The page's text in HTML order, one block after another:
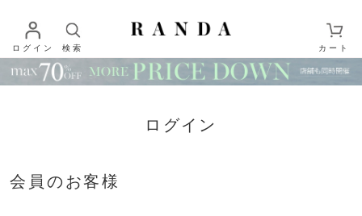
ログイン 検索 カート
ログイン
会員のお客様